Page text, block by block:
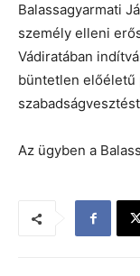
Balassagyarmati
személy elleni
Vádiratában
büntetlen
Az ügyben a